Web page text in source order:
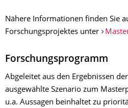
Nähere Informationen finden Sie
Forschungsprojektes unter
Forschungsprogramm
Abgeleitet aus den Ergebnissen
ausgewählte Szenario zum
u.a. Aussagen beinhaltet zu